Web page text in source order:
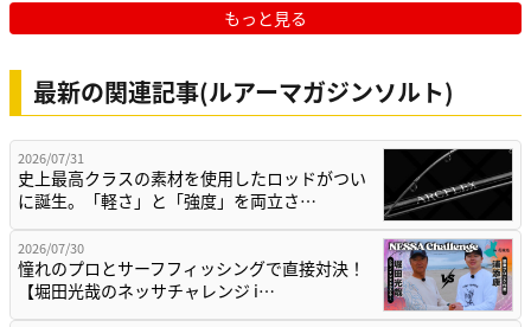
もっと見る
最新の関連記事(ルアーマガジンソルト)
2026/07/31
史上最高クラスの素材を使用したロッドがつい
に誕生。「軽さ」と「強度」を両立さ…
2026/07/30
憧れのプロとサーフフィッシングで直接対決！
【堀田光哉のネッサチャレンジ i…